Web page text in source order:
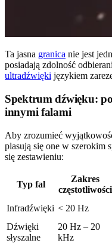
Ta jasna granica nie jest
posiadają zdolność
ultradźwięki językiem
Spektrum dźwięku:
innymi falami
Aby zrozumieć
plasują się one w szerokim
się zestawieniu:
Typ fal
Zakres
częstotliwości
Infradźwięki < 20 Hz
Dźwięki
słyszalne
20 Hz – 20
kHz